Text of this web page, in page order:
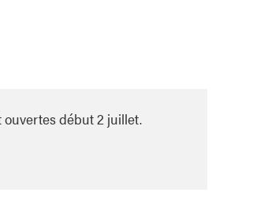
début 2 juillet.